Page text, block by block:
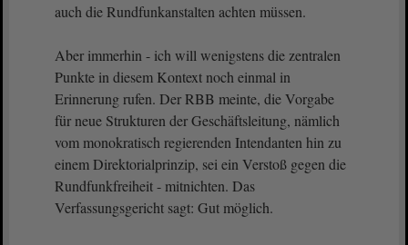
auch die Rundfunkanstalten achten müssen.
Aber immerhin - ich will wenigstens die zentralen
Punkte in diesem Kontext noch einmal in
Erinnerung rufen. Der RBB meinte, die Vorgabe
für neue Strukturen der Geschäftsleitung, nämlich
vom monokratisch regierenden Intendanten hin zu
einem Direktorialprinzip, sei ein Verstoß gegen die
Rundfunkfreiheit - mitnichten. Das
Verfassungsgericht sagt: Gut möglich.